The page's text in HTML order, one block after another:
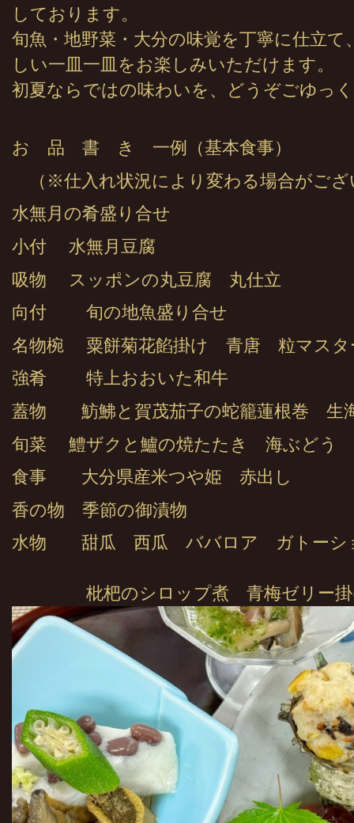
しております。
旬魚・地野菜・大分の味覚を丁寧に仕立
しい一皿一皿をお楽しみいただけます。
初夏ならではの味わいを、どうぞごゆっ
お 品 書 き 一例（基本食事）
（※仕入れ状況により変わる場合がござ
水無月の肴盛り合せ
小付 水無月豆腐
吸物 スッポンの丸豆腐 丸仕立
向付 旬の地魚盛り合せ
名物椀 粟餅菊花餡掛け 青唐 粒マスタ
強肴 特上おおいた和牛
蓋物 魴鮄と賀茂茄子の蛇籠蓮根巻 生
旬菜 鱧ザクと鱸の焼たたき 海ぶどう
食事 大分県産米つや姫 赤出し
香の物 季節の御漬物
水物 甜瓜 西瓜 ババロア ガトーシ
枇杷のシロップ煮 青梅ゼリー掛